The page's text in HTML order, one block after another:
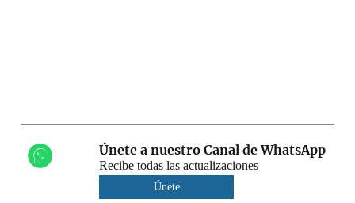
Únete a nuestro Canal de WhatsApp
Recibe todas las actualizaciones
Únete